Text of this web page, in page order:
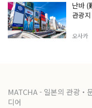
난바 (
관광지
오사카
MATCHA - 일본의 관광・
디어